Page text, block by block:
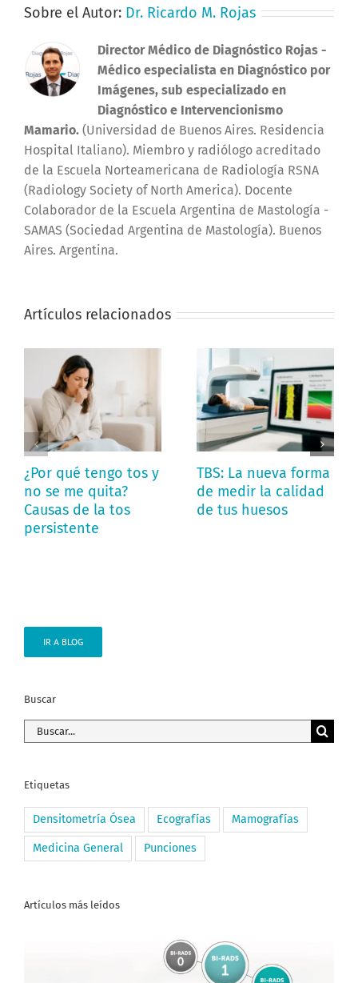
Sobre el Autor: Dr. Ricardo M. Rojas
Director Médico de Diagnóstico Rojas -
Médico especialista en Diagnóstico por
Imágenes, sub especializado en
Diagnóstico e Intervencionismo
Mamario. (Universidad de Buenos Aires. Residencia
Hospital Italiano). Miembro y radiólogo acreditado
de la Escuela Norteamericana de Radiología RSNA
(Radiology Society of North America). Docente
Colaborador de la Escuela Argentina de Mastología -
SAMAS (Sociedad Argentina de Mastología). Buenos
Aires. Argentina.
Artículos relacionados
¿Por qué tengo tos y
no se me quita?
Causas de la tos
persistente
TBS: La nueva forma
de medir la calidad
de tus huesos
IR A BLOG
Buscar
Buscar:
Etiquetas
Densitometría Ósea Ecografías Mamografías
Medicina General Punciones
Artículos más leídos